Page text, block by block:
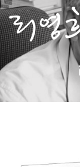
콘
텐
츠
로
바
로
가
기